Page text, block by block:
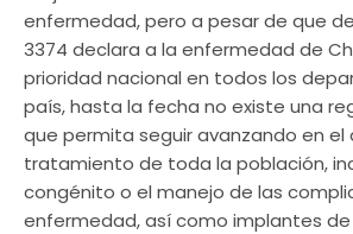
enfermedad, pero a pesar de que
3374 declara a la enfermedad de
prioridad nacional en todos los
país, hasta la fecha no existe una
que permita seguir avanzando en el
tratamiento de toda la población,
congénito o el manejo de las
enfermedad, así como implantes